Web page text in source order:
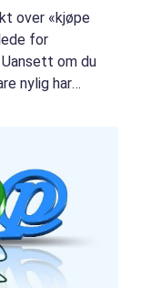
over «kjøpe
for
om du
nylig har